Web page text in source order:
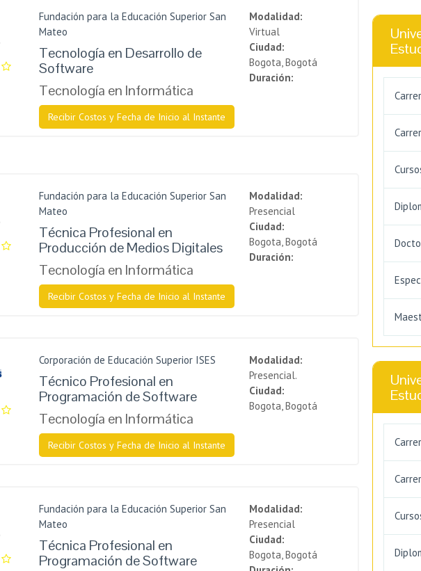
Fundación para la Educación Superior San
Mateo
Tecnología en Desarrollo de
Software
Tecnología en Informática
Recibir Costos y Fecha de Inicio al Instante
Modalidad:
Virtual
Ciudad:
Bogota, Bogotá
Duración:
Fundación para la Educación Superior San
Mateo
Técnica Profesional en
Producción de Medios Digitales
Tecnología en Informática
Recibir Costos y Fecha de Inicio al Instante
Modalidad:
Presencial
Ciudad:
Bogota, Bogotá
Duración:
Corporación de Educación Superior ISES
Técnico Profesional en
Programación de Software
Tecnología en Informática
Recibir Costos y Fecha de Inicio al Instante
Modalidad:
Presencial.
Ciudad:
Bogota, Bogotá
Fundación para la Educación Superior San
Mateo
Técnica Profesional en
Programación de Software
Modalidad:
Presencial
Ciudad:
Bogota, Bogotá